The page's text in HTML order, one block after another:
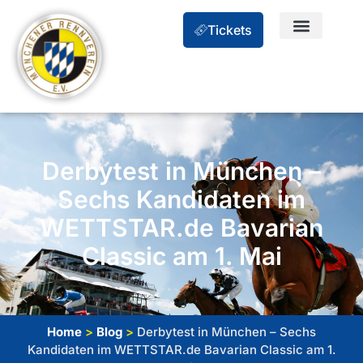
Tickets
Derbytest in München –
Sechs Kandidaten im
WETTSTAR.de Bavarian
Classic am 1. Mai
Home > Blog > Derbytest in München – Sechs
Kandidaten im WETTSTAR.de Bavarian Classic am 1.